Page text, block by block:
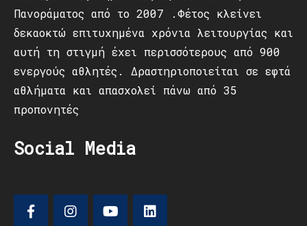
Πανοράματος από το 2007 .Φέτος κλείνει
δεκαοκτώ επιτυχημένα χρόνια λειτουργίας και
αυτή τη στιγμή έχει περισσότερους από 900
ενεργούς αθλητές. Δραστηριοποιείται σε εφτά
αθλήματα και απασχολεί πάνω από 35
προπονητές
Social Media